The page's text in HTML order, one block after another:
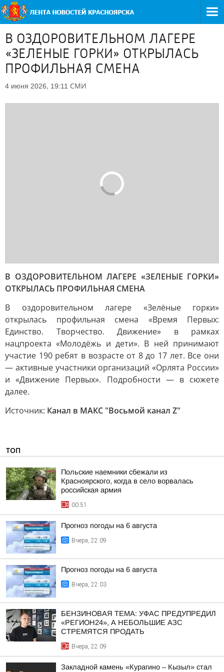
В ОЗДОРОВИТЕЛЬНОМ ЛАГЕРЕ
«ЗЕЛЕНЫЕ ГОРКИ» ОТКРЫЛАСЬ
ПРОФИЛЬНАЯ СМЕНА
4 июня 2026, 19:11 СМИ
В ОЗДОРОВИТЕЛЬНОМ ЛАГЕРЕ «ЗЕЛЕНЫЕ ГОРКИ»
ОТКРЫЛАСЬ ПРОФИЛЬНАЯ СМЕНА
В оздоровительном лагере «Зелёные горки»
открылась профильная смена «Время Первых:
Единство. Творчество. Движение» в рамках
нацпроекта «Молодёжь и дети». В ней принимают
участие 190 ребят в возрасте от 8 до 17 лет. Все они
— активные участники организаций «Орлята России»
и «Движение Первых». Подробности — в сюжете
далее.
Источник: Канал в МАКС "Восьмой канал Z"
ТОП
Польские наемники сбежали из
Красноярского, когда в село ворвалась
российская армия
00:51
Прогноз погоды на 6 августа
Вчера, 22:09
Прогноз погоды на 6 августа
Вчера, 22:03
БЕНЗИНОВАЯ ТЕМА: УФАС ПРЕДУПРЕДИЛ
«РЕГИОН24», А НЕБОЛЬШИЕ АЗС
СТРЕМЯТСЯ ПРОДАТЬ
Вчера, 22:09
Закладной камень «Курагино – Кызыл» стал